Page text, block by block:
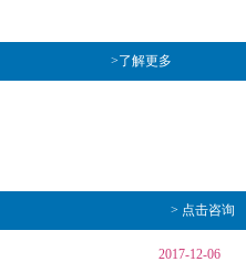
>了解更多
> 点击咨询
2017-12-06